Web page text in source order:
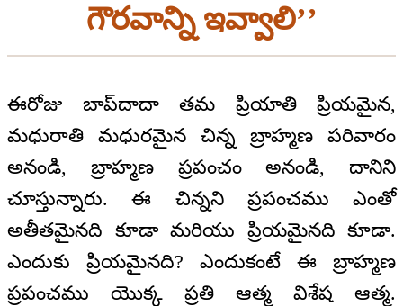
గౌరవాన్ని ఇవ్వాలి’’
ఈరోజు బాప్‌దాదా తమ ప్రియాతి ప్రియమైన,
మధురాతి మధురమైన చిన్న బ్రాహ్మణ పరివారం
అనండి, బ్రాహ్మణ ప్రపంచం అనండి, దానిని
చూస్తున్నారు. ఈ చిన్నని ప్రపంచము ఎంతో
అతీతమైనది కూడా మరియు ప్రియమైనది కూడా.
ఎందుకు ప్రియమైనది? ఎందుకంటే ఈ బ్రాహ్మణ
ప్రపంచము యొక్క ప్రతి ఆత్మ విశేష ఆత్మ.